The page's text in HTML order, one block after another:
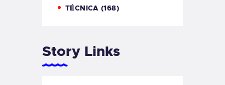
TÉCNICA (168)
Story Links